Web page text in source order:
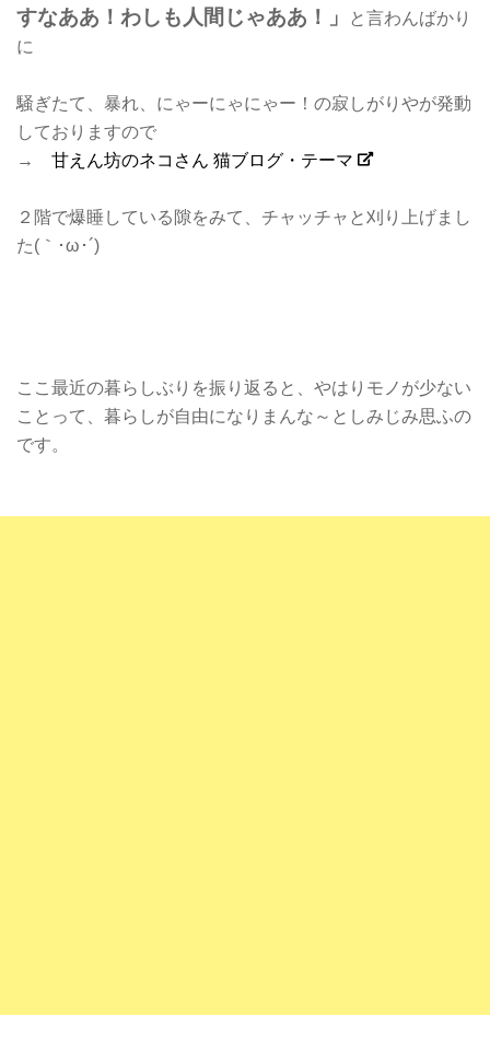
すなああ！わしも人間じゃああ！」
と言わんばかり
に
騒ぎたて、暴れ、にゃーにゃにゃー！の寂しがりやが発動
しておりますので
→ 甘えん坊のネコさん 猫ブログ・テーマ
２階で爆睡している隙をみて、チャッチャと刈り上げまし
た(｀･ω･´)
ここ最近の暮らしぶりを振り返ると、やはりモノが少ない
ことって、暮らしが自由になりまんな～としみじみ思ふの
です。